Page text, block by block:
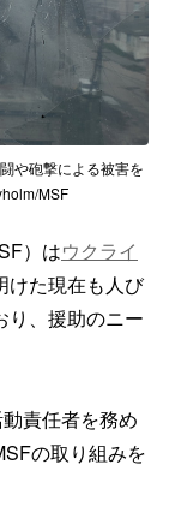
や砲撃による被害を
MSF
）はウクライ
けた現在も人び
り、援助のニー
責任者を務め
の取り組みを